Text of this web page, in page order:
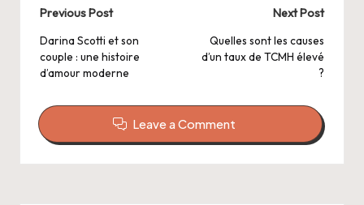
Post
navigation
Previous Post
Darina Scotti et son
couple : une histoire
d’amour moderne
Next Post
Quelles sont les causes
d’un taux de TCMH élevé
?
Leave a Comment